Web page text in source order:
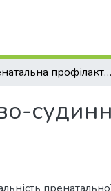
Пренатальна профілактика серцево-судинних захворювань як актуальне питання сьогодення